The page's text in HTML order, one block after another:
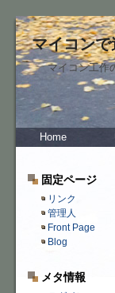
マイコンで
マイコン工作
Home
固定ページ
リンク
管理人
Front Page
Blog
メタ情報